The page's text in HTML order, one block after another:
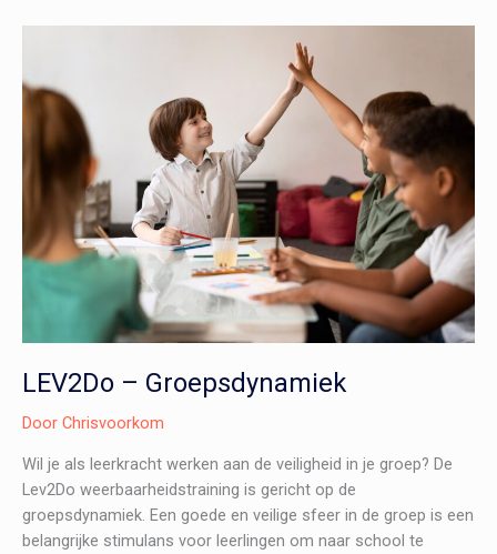
LEV2Do – Groepsdynamiek
Door Chrisvoorkom
Wil je als leerkracht werken aan de veiligheid in je groep? De
Lev2Do weerbaarheidstraining is gericht op de
groepsdynamiek. Een goede en veilige sfeer in de groep is een
belangrijke stimulans voor leerlingen om naar school te